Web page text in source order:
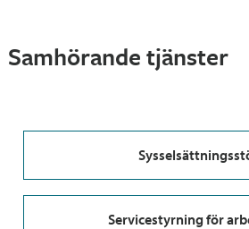
Samhörande tjänster
Servicestyrning för